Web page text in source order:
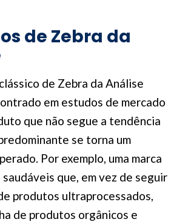
de Zebra da
de Zebra da Análise
em estudos de mercado
que não segue a tendência
se torna um
Por exemplo, uma marca
que, em vez de seguir
produtos ultraprocessados,
de produtos orgânicos e